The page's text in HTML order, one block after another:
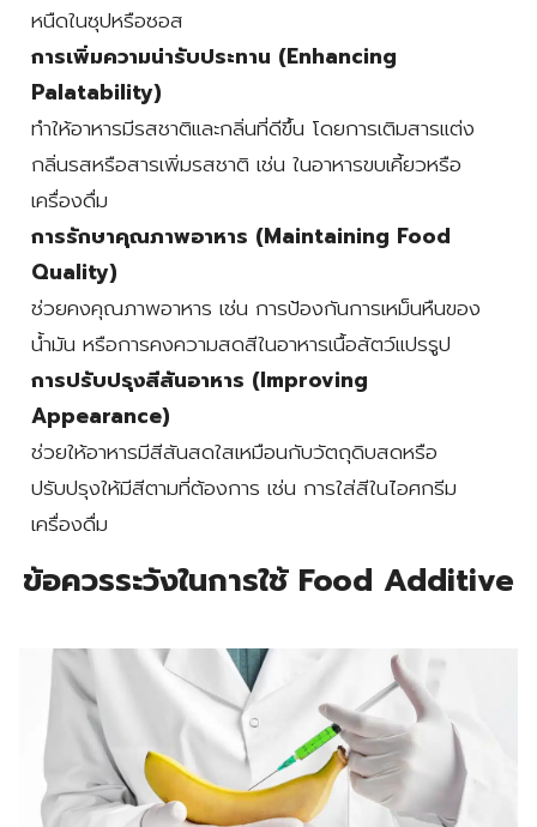
หนืดในซุปหรือซอส
การเพิ่มความน่ารับประทาน (Enhancing
Palatability)
ทำให้อาหารมีรสชาติและกลิ่นที่ดีขึ้น โดยการเติมสารแต่ง
กลิ่นรสหรือสารเพิ่มรสชาติ เช่น ในอาหารขบเคี้ยวหรือ
เครื่องดื่ม
การรักษาคุณภาพอาหาร (Maintaining Food
Quality)
ช่วยคงคุณภาพอาหาร เช่น การป้องกันการเหม็นหืนของ
น้ำมัน หรือการคงความสดสีในอาหารเนื้อสัตว์แปรรูป
การปรับปรุงสีสันอาหาร (Improving
Appearance)
ช่วยให้อาหารมีสีสันสดใสเหมือนกับวัตถุดิบสดหรือ
ปรับปรุงให้มีสีตามที่ต้องการ เช่น การใส่สีในไอศกรีม
เครื่องดื่ม
ข้อควรระวังในการใช้ Food Additive